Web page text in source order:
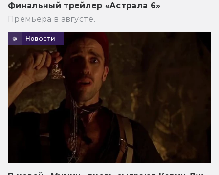
Финальный трейлер «Астрала 6»
Премьера в августе.
Новости